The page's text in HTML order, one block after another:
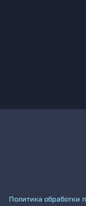
Политика обработки